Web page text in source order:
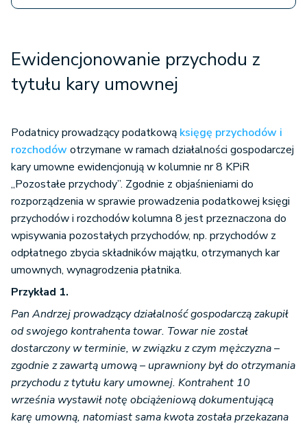
Ewidencjonowanie przychodu z
tytułu kary umownej
Podatnicy prowadzący podatkową księgę przychodów i
rozchodów otrzymane w ramach działalności gospodarczej
kary umowne ewidencjonują w kolumnie nr 8 KPiR
„Pozostałe przychody”. Zgodnie z objaśnieniami do
rozporządzenia w sprawie prowadzenia podatkowej księgi
przychodów i rozchodów kolumna 8 jest przeznaczona do
wpisywania pozostałych przychodów, np. przychodów z
odpłatnego zbycia składników majątku, otrzymanych kar
umownych, wynagrodzenia płatnika.
Przykład 1.
Pan Andrzej prowadzący działalność gospodarczą zakupił
od swojego kontrahenta towar. Towar nie został
dostarczony w terminie, w związku z czym mężczyzna –
zgodnie z zawartą umową – uprawniony był do otrzymania
przychodu z tytułu kary umownej. Kontrahent 10
września wystawił notę obciążeniową dokumentującą
karę umowną, natomiast sama kwota została przekazana